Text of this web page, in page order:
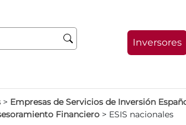
Inversores
> Empresas de Servicios de Inversión
Financiero > ESIS nacionales